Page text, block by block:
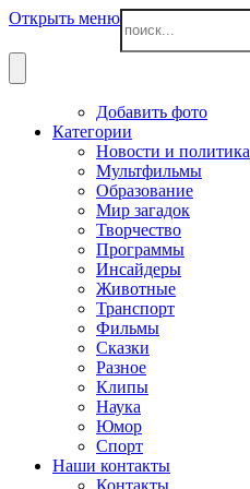
Открыть меню
Добавить фото
Категории
Новости и политика
Мультфильмы
Образование
Мир загадок
Творчество
Программы
Инсайдеры
Животные
Транспорт
Фильмы
Сказки
Разное
Клипы
Наука
Юмор
Спорт
Наши контакты
Контакты